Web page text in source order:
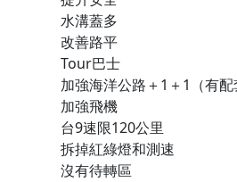
水溝蓋多
改善路平
Tour巴士
加強海洋公路＋1＋1（有配
加強飛機
台9速限120公里
拆掉紅綠燈和測速
沒有待轉區